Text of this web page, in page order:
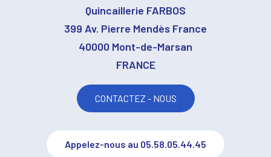
Quincaillerie FARBOS
399 Av. Pierre Mendès France
40000 Mont-de-Marsan
FRANCE
CONTACTEZ - NOUS
Appelez-nous au 05.58.05.44.45